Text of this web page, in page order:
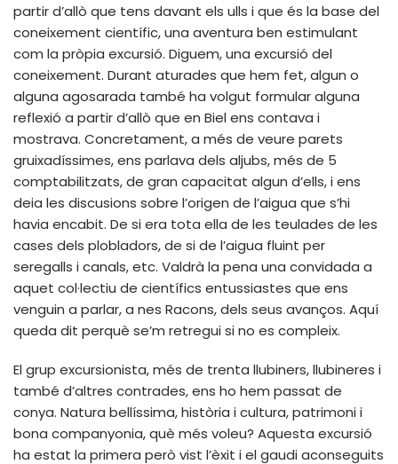
partir d’allò que tens davant els ulls i que és la base del
coneixement científic, una aventura ben estimulant
com la pròpia excursió. Diguem, una excursió del
coneixement. Durant aturades que hem fet, algun o
alguna agosarada també ha volgut formular alguna
reflexió a partir d’allò que en Biel ens contava i
mostrava. Concretament, a més de veure parets
gruixadíssimes, ens parlava dels aljubs, més de 5
comptabilitzats, de gran capacitat algun d’ells, i ens
deia les discusions sobre l’origen de l’aigua que s’hi
havia encabit. De si era tota ella de les teulades de les
cases dels plobladors, de si de l’aigua fluint per
seregalls i canals, etc. Valdrà la pena una convidada a
aquet col·lectiu de científics entussiastes que ens
venguin a parlar, a nes Racons, dels seus avanços. Aquí
queda dit perquè se’m retregui si no es compleix.
El grup excursionista, més de trenta llubiners, llubineres i
també d’altres contrades, ens ho hem passat de
conya. Natura bellíssima, història i cultura, patrimoni i
bona companyonia, què més voleu? Aquesta excursió
ha estat la primera però vist l’èxit i el gaudi aconseguits